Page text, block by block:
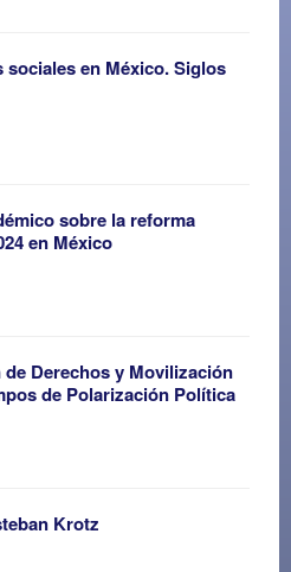
sociales en México. Siglos
sobre la reforma
en México
Derechos y Movilización
de Polarización Política
Krotz